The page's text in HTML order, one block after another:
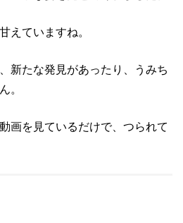
ていますね。
新たな発見があったり、うみち
。
画を見ているだけで、つられて